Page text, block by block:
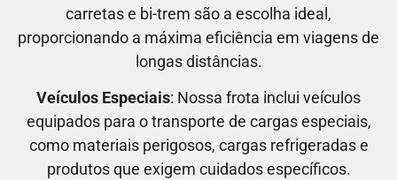
carretas e bi-trem são a escolha ideal,
proporcionando a máxima eficiência em viagens de
longas distâncias.
Veículos Especiais: Nossa frota inclui veículos
equipados para o transporte de cargas especiais,
como materiais perigosos, cargas refrigeradas e
produtos que exigem cuidados específicos.